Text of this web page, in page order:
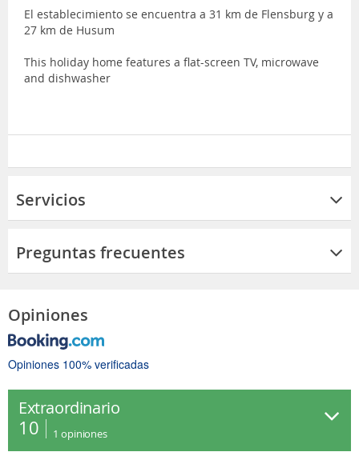
El establecimiento se encuentra a 31 km de Flensburg y a
27 km de Husum
This holiday home features a flat-screen TV, microwave
and dishwasher
Servicios
Preguntas frecuentes
Opiniones
Opiniones 100% verificadas
Extraordinario
10 1 opiniones